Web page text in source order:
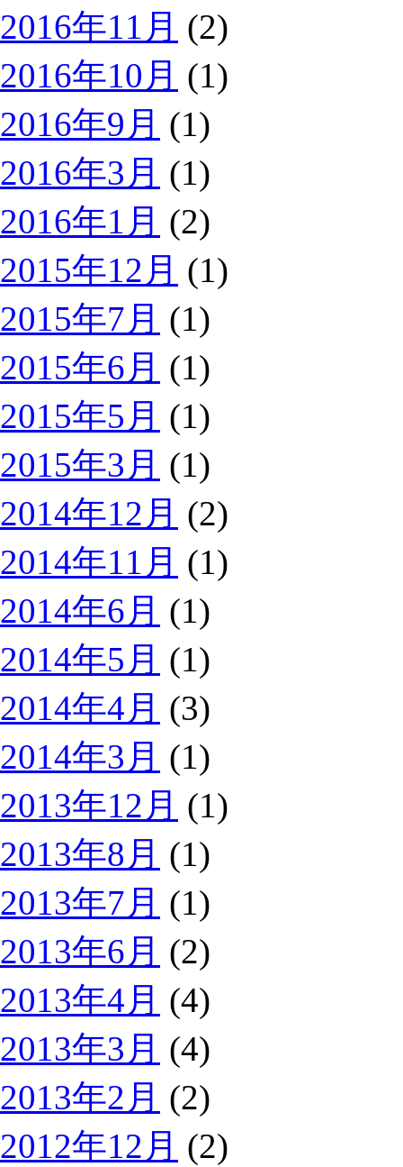
2016年11月 (2)
2016年10月 (1)
2016年9月 (1)
2016年3月 (1)
2016年1月 (2)
2015年12月 (1)
2015年7月 (1)
2015年6月 (1)
2015年5月 (1)
2015年3月 (1)
2014年12月 (2)
2014年11月 (1)
2014年6月 (1)
2014年5月 (1)
2014年4月 (3)
2014年3月 (1)
2013年12月 (1)
2013年8月 (1)
2013年7月 (1)
2013年6月 (2)
2013年4月 (4)
2013年3月 (4)
2013年2月 (2)
2012年12月 (2)